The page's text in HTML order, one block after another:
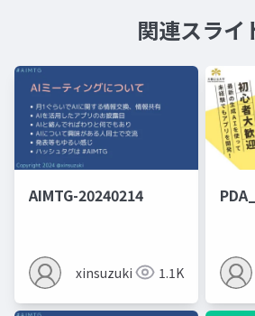
関連スライ
AIMTG-20240214
xinsuzuki 1.1K